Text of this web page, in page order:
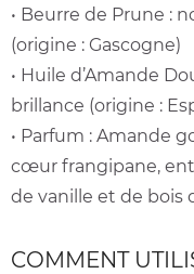
• Beurre de Prune :
(origine : Gascogne)
• Huile d’Amande
brillance (origine :
• Parfum : Amande
cœur frangipane,
de vanille et de bois
COMMENT